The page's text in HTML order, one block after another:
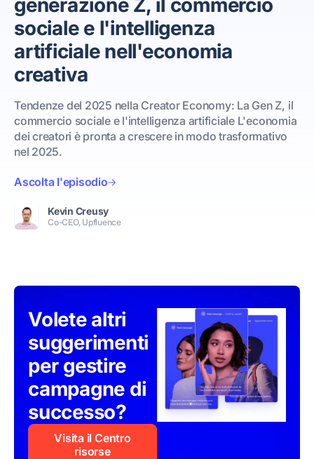
sociale e l'intelligenza
artificiale nell'economia
creativa
Tendenze del 2025 nella Creator Economy: La Gen Z, il
commercio sociale e l'intelligenza artificiale L'economia
dei creatori è pronta a crescere in modo trasformativo
nel 2025.
Ascolta l'episodio
Kevin Creusy
Co-CEO, Upfluence
Volete altri
suggerimenti
per gestire
campagne di
successo?
Visita il Centro
risorse